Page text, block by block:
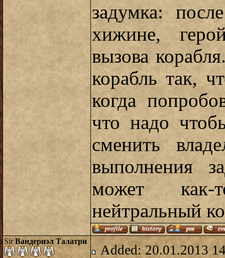
задумка:
хижине,
вызова
корабль так,
когда
что надо
сменить
выполнения
может как-
нейтральный
SirВандериэл Талатри
Added: 20.01.2013